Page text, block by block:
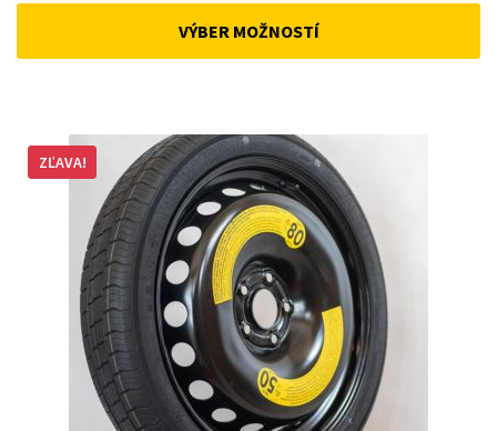
was:
VÝBER MOŽNOSTÍ
ZĽAVA!